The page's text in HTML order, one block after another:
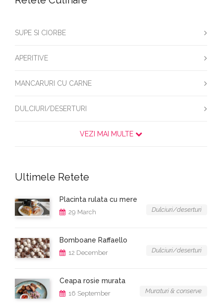
SUPE SI CIORBE
APERITIVE
MANCARURI CU CARNE
DULCIURI/DESERTURI
VEZI MAI MULTE
Ultimele Retete
Placinta rulata cu mere
29 March Dulciuri/deserturi
Bomboane Raffaello
12 December Dulciuri/deserturi
Ceapa rosie murata
16 September Muraturi & conserve